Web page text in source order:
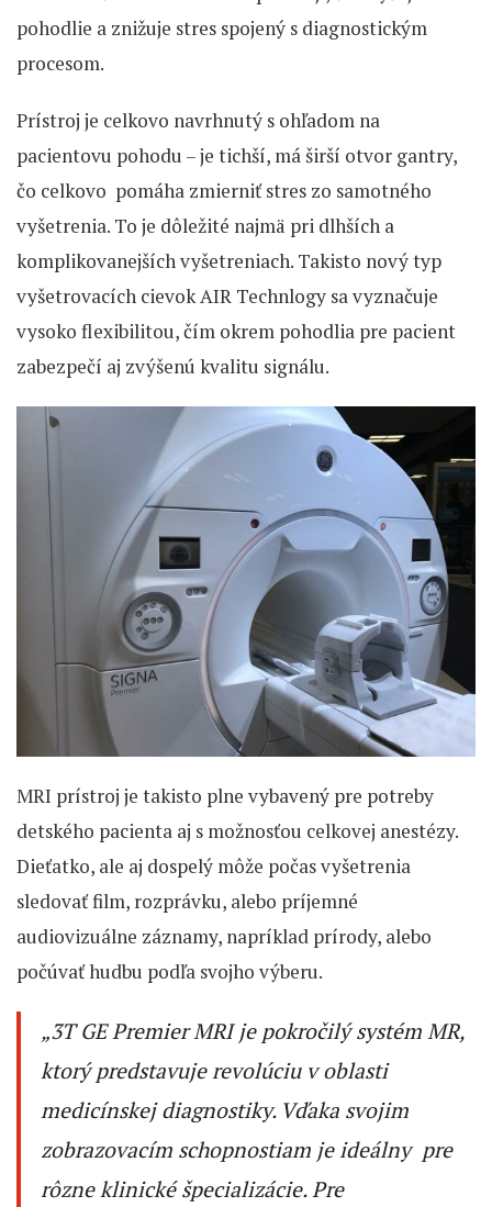
pohodlie a znižuje stres spojený s diagnostickým
procesom.
Prístroj je celkovo navrhnutý s ohľadom na
pacientovu pohodu – je tichší, má širší otvor gantry,
čo celkovo pomáha zmierniť stres zo samotného
vyšetrenia. To je dôležité najmä pri dlhších a
komplikovanejších vyšetreniach. Takisto nový typ
vyšetrovacích cievok AIR Technlogy sa vyznačuje
vysoko flexibilitou, čím okrem pohodlia pre pacient
zabezpečí aj zvýšenú kvalitu signálu.
MRI prístroj je takisto plne vybavený pre potreby
detského pacienta aj s možnosťou celkovej anestézy.
Dieťatko, ale aj dospelý môže počas vyšetrenia
sledovať film, rozprávku, alebo príjemné
audiovizuálne záznamy, napríklad prírody, alebo
počúvať hudbu podľa svojho výberu.
„3T GE Premier MRI je pokročilý systém MR,
ktorý predstavuje revolúciu v oblasti
medicínskej diagnostiky. Vďaka svojim
zobrazovacím schopnostiam je ideálny pre
rôzne klinické špecializácie. Pre